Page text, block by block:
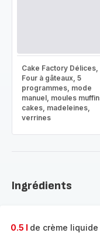
Cake Factory Délices,
Four à gâteaux, 5
programmes, mode
manuel, moules
cakes, madeleines,
verrines
Ingrédients
0.5 l de crème liquide